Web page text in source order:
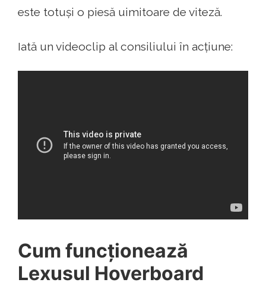
este totuși o piesă uimitoare de viteză.
Iată un videoclip al consiliului în acțiune:
Cum funcționează
Lexusul Hoverboard